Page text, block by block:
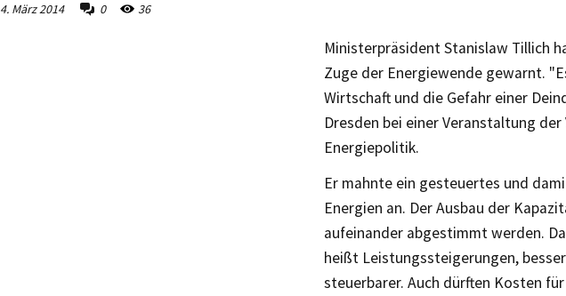
4. März 2014
0 36
Ministerpräsident Stanislaw Tillich
Zuge der Energiewende gewarnt.
Wirtschaft und die Gefahr einer
Dresden bei einer Veranstaltung der
Energiepolitik.
Er mahnte ein gesteuertes und
Energien an. Der Ausbau der
aufeinander abgestimmt werden.
heißt Leistungssteigerungen,
steuerbarer. Auch dürften Kosten